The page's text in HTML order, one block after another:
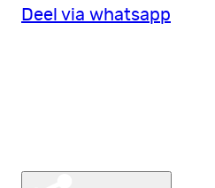
Deel via whatsapp